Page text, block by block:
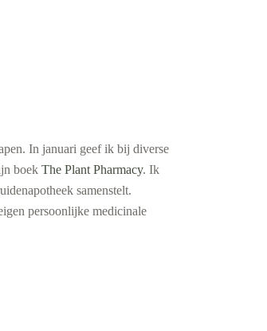
In januari geef ik bij diverse
boek The Plant Pharmacy. Ik
samenstelt.
persoonlijke medicinale